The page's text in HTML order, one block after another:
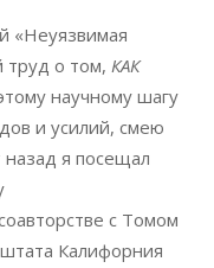
«Неуязвимая
труд о том, КАК
научному шагу
и усилий, смею
назад я посещал
с Томом
Калифорния